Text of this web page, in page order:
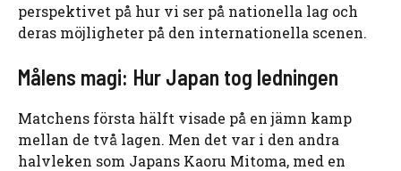
perspektivet på hur vi ser på nationella lag och
deras möjligheter på den internationella scenen.
Målens magi: Hur Japan tog ledningen
Matchens första hälft visade på en jämn kamp
mellan de två lagen. Men det var i den andra
halvleken som Japans Kaoru Mitoma, med en